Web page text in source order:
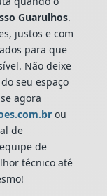
Guarulhos.
justos e com
para que
Não deixe
seu espaço
agora
ou
de
de
técnico até